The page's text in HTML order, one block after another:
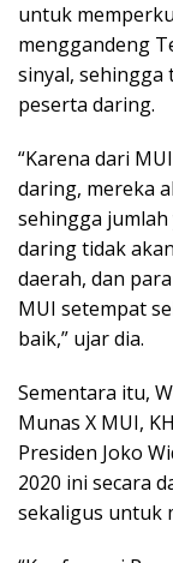
untuk
menggandeng
sinyal, sehingga
peserta daring.
“Karena dari
daring, mereka
sehingga
daring tidak
daerah, dan
MUI setempat
baik,” ujar dia.
Sementara itu,
Munas X MUI,
Presiden Joko
2020 ini secara
sekaligus untuk